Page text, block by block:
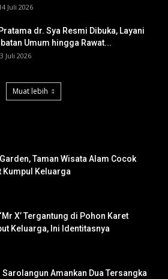
Juli 2026
dr. Sya Resmi Dibuka, Layani
Umum hingga Rawat...
Juli 2026
Muat lebih
Taman Wisata Alam Cocok
Kumpul Keluarga
X’ Tergantung di Pohon Karet
Keluarga, Ini Identitasnya
Sarolangun Amankan Dua Tersangka